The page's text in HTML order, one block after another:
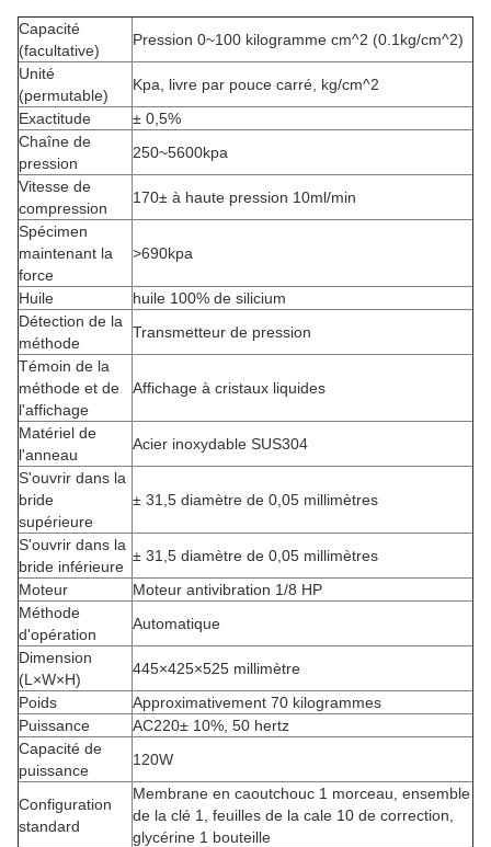
Capacité
(facultative)
Pression 0~100 kilogramme cm^2 (0.1kg/cm^2)
Unité
(permutable)
Kpa, livre par pouce carré, kg/cm^2
Exactitude
± 0,5%
Chaîne de
pression
250~5600kpa
Vitesse de
compression
170± à haute pression 10ml/min
Spécimen
maintenant la
force
>690kpa
Huile
huile 100% de silicium
Détection de la
méthode
Transmetteur de pression
Témoin de la
méthode et de
l'affichage
Affichage à cristaux liquides
Matériel de
l'anneau
Acier inoxydable SUS304
S'ouvrir dans la
bride
supérieure
± 31,5 diamètre de 0,05 millimètres
S'ouvrir dans la
bride inférieure
± 31,5 diamètre de 0,05 millimètres
Moteur
Moteur antivibration 1/8 HP
Méthode
d'opération
Automatique
Dimension
(L×W×H)
445×425×525 millimètre
Poids
Approximativement 70 kilogrammes
Puissance
AC220± 10%, 50 hertz
Capacité de
puissance
120W
Configuration
standard
Membrane en caoutchouc 1 morceau, ensemble
de la clé 1, feuilles de la cale 10 de correction,
glycérine 1 bouteille